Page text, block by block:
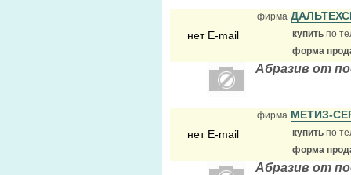
нет E-mail
фирма
купить по
форма
Абразив от
нет E-mail
фирма МЕТИЗ-
купить по
форма
Абразив от